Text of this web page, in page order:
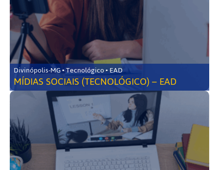
Divinópolis-MG • Tecnológico • EAD
MÍDIAS SOCIAIS (TECNOLÓGICO) – EAD